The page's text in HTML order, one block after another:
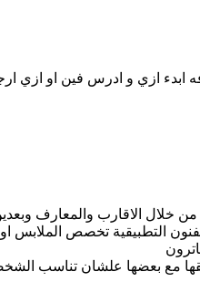
ازي و ادرس فين او ازي
من خلال الاقارب والمعارف
التطبيقية تخصص الملابس او
مع بعضها علشان تناسب